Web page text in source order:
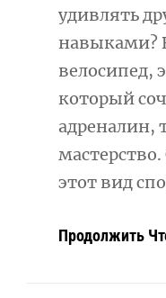
удивлять
навыками?
велосипед,
который
адреналин,
этот вид
Продолжить